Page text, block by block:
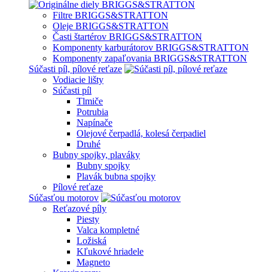
Filtre BRIGGS&STRATTON
Oleje BRIGGS&STRATTON
Časti štartérov BRIGGS&STRATTON
Komponenty karburátorov BRIGGS&STRATTON
Komponenty zapaľovania BRIGGS&STRATTON
Súčasti píl, pílové reťaze
Vodiacie lišty
Súčasti píl
Tlmiče
Potrubia
Napínače
Olejové čerpadlá, kolesá čerpadiel
Druhé
Bubny spojky, plaváky
Bubny spojky
Plavák bubna spojky
Pílové reťaze
Súčasťou motorov
Reťazové píly
Piesty
Valca kompletné
Ložiská
Kľukové hriadele
Magneto